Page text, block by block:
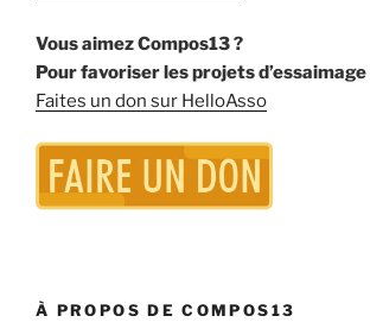
Vous aimez Compos13 ?
Pour favoriser les projets d’essaimage
Faites un don sur HelloAsso
À PROPOS DE COMPOS13